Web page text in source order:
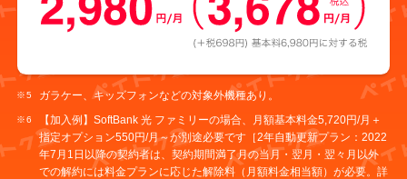
ガラケー、キッズフォンなどの対象外機種あり。
【加入例】SoftBank 光 ファミリーの場合、月額基本料金5,720円/月＋
指定オプション550円/月～が別途必要です［2年自動更新プラン：2022
年7月1日以降の契約者は、契約期間満了月の当月・翌月・翌々月以外
での解約には料金プランに応じた解除料（月額料金相当額）が必要。詳